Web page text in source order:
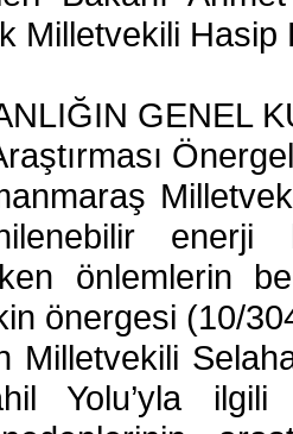
Milletvekili Hasip
GENEL
enerji
önlemlerin
önergesi (10/
Milletvekili
Yolu’yla